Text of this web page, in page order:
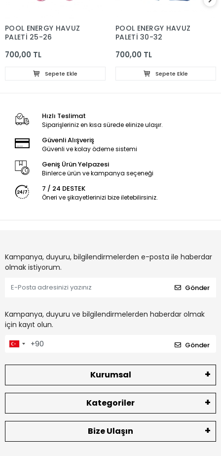
POOL ENERGY HAVUZ
PALETİ 25-26
700,00 TL
Sepete Ekle
POOL ENERGY HAVUZ
PALETİ 30-32
700,00 TL
Sepete Ekle
Hızlı Teslimat
Siparişleriniz en kısa sürede elinize ulaşır.
Güvenli Alışveriş
Güvenli ve kolay ödeme sistemi
Geniş Ürün Yelpazesi
Binlerce ürün ve kampanya seçeneği
7 / 24 DESTEK
Öneri ve şikayetlerinizi bize iletebilirsiniz.
Kampanya, duyuru, bilgilendirmelerden e-posta ile haberdar
olmak istiyorum.
Gönder
Kampanya, duyuru ve bilgilendirmelerden haberdar olmak
için kayıt olun.
Gönder
Kurumsal
Kategoriler
Bize Ulaşın